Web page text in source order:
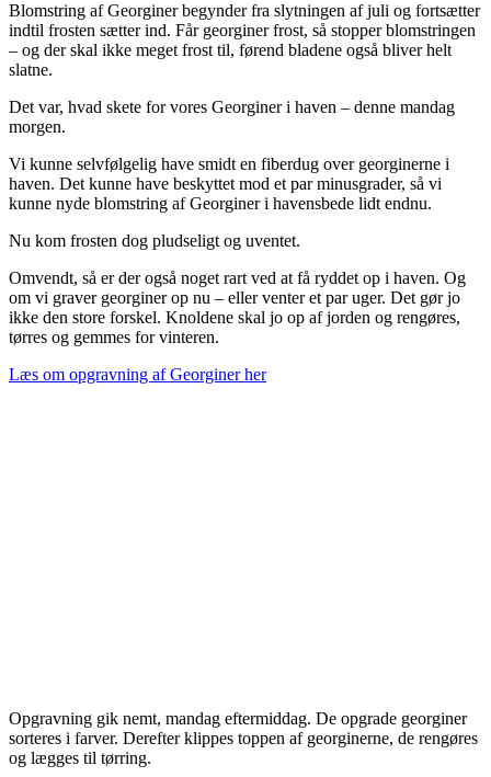
Blomstring af Georginer begynder fra slytningen af juli og fortsætter
indtil frosten sætter ind. Får georginer frost, så stopper blomstringen
– og der skal ikke meget frost til, førend bladene også bliver helt
slatne.
Det var, hvad skete for vores Georginer i haven – denne mandag
morgen.
Vi kunne selvfølgelig have smidt en fiberdug over georginerne i
haven. Det kunne have beskyttet mod et par minusgrader, så vi
kunne nyde blomstring af Georginer i havensbede lidt endnu.
Nu kom frosten dog pludseligt og uventet.
Omvendt, så er der også noget rart ved at få ryddet op i haven. Og
om vi graver georginer op nu – eller venter et par uger. Det gør jo
ikke den store forskel. Knoldene skal jo op af jorden og rengøres,
tørres og gemmes for vinteren.
Læs om opgravning af Georginer her
Opgravning gik nemt, mandag eftermiddag. De opgrade georginer
sorteres i farver. Derefter klippes toppen af georginerne, de rengøres
og lægges til tørring.